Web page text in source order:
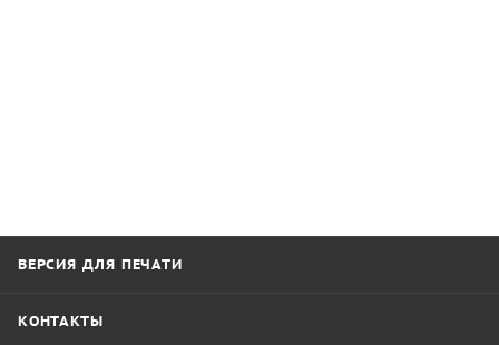
ВЕРСИЯ ДЛЯ ПЕЧАТИ
КОНТАКТЫ